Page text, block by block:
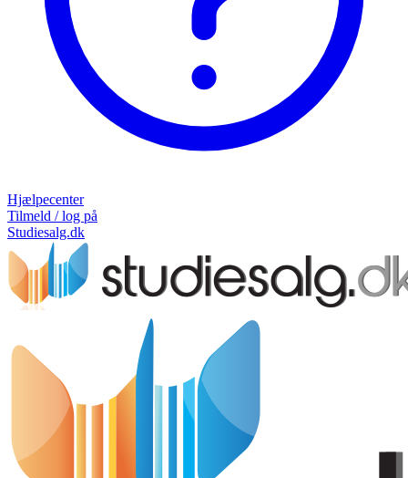
Hjælpecenter
Tilmeld / log på
Studiesalg.dk